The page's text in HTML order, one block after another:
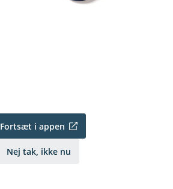
Fortsæt i appen
Nej tak, ikke nu